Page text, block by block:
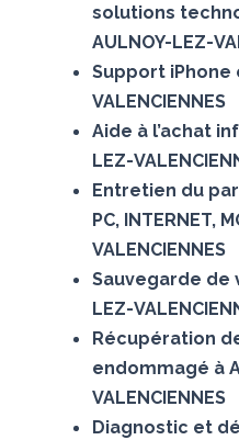
solutions
AULNOY-LEZ-
Support iPhone
VALENCIENNES
Aide à l’achat
LEZ-
Entretien du
PC, INTERNET,
VALENCIENNES
Sauvegarde de
LEZ-
Récupération
endommagé à
VALENCIENNES
Diagnostic et